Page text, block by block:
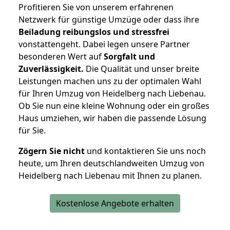
Profitieren Sie von unserem erfahrenen
Netzwerk für günstige Umzüge oder dass ihre
Beiladung reibungslos und stressfrei
vonstattengeht. Dabei legen unsere Partner
besonderen Wert aufSorgfalt und
Zuverlässigkeit. Die Qualität und unser breite
Leistungen machen uns zu der optimalen Wahl
für Ihren Umzug von Heidelberg nach Liebenau.
Ob Sie nun eine kleine Wohnung oder ein großes
Haus umziehen, wir haben die passende Lösung
für Sie.
Zögern Sie nicht und kontaktieren Sie uns noch
heute, um Ihren deutschlandweiten Umzug von
Heidelberg nach Liebenau mit Ihnen zu planen.
Kostenlose Angebote erhalten